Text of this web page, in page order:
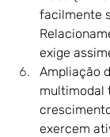
facilmente
exige
Ampliação
multimodal
exercem